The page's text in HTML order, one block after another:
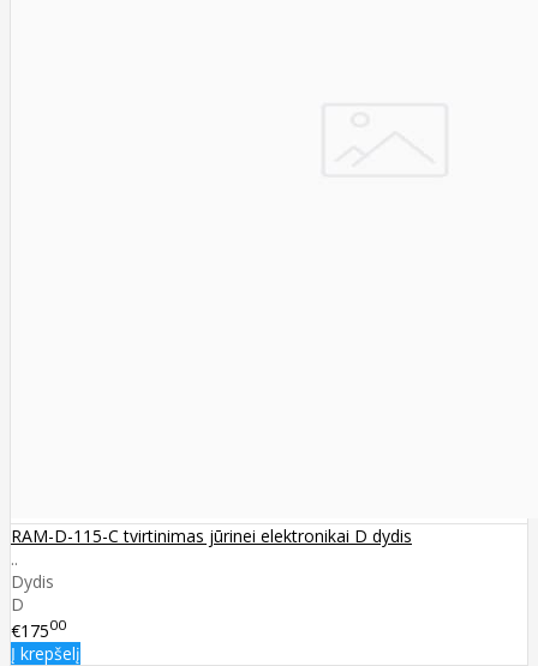
RAM-D-115-C tvirtinimas jūrinei elektronikai D dydis
..
Dydis
D
€17500
Į krepšelį